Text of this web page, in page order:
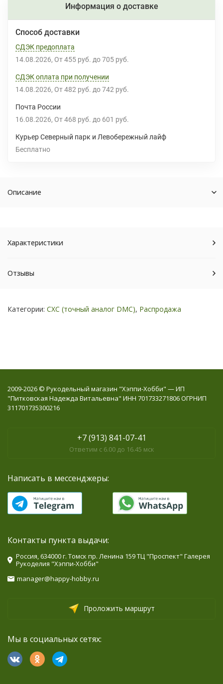
Информация о доставке
Способ доставки
СДЭК предоплата
14.08.2026 От 455 руб. до 705 руб.
СДЭК оплата при получении
14.08.2026 От 482 руб. до 742 руб.
Почта России
16.08.2026 От 468 руб. до 601 руб.
Курьер Северный парк и Левобережный лайф
Бесплатно
Описание
Характеристики
Отзывы
Категории: СХС (точный аналог DMC), Распродажа
2009-2026 © Рукодельный магазин "Хэппи-Хобби" — ИП
"Питковская Надежда Витальевна" ИНН 701733271806 ОГРНИП
311701735300216
+7 (913) 841-07-41
Ответим с 6.00 до 16.45 мск
Написать в мессенджеры:
Контакты пункта выдачи:
Россия, 634000 г. Томск пр. Ленина 159 ТЦ "Проспект" Галерея
Рукоделия "Хэппи-Хобби"
manager@happy-hobby.ru
Проложить маршрут
Мы в социальных сетях: